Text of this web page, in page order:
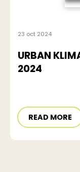
23 oct 2024
URBAN
2024
READ MORE